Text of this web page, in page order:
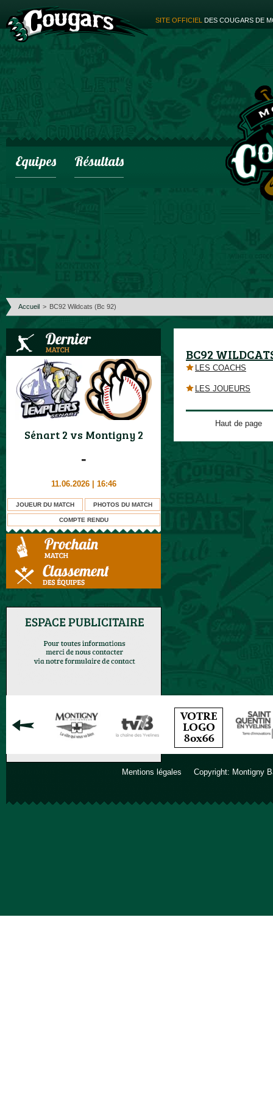
SITE OFFICIEL DES COUGARS DE
Equipes Résultats
Accueil > BC92 Wildcats (Bc 92)
Sénart 2 vs Montigny 2
-
11.06.2026 | 16:46
JOUEUR DU MATCH PHOTOS DU MATCH
COMPTE RENDU
BC92
LES COACHS
LES JOUEURS
Haut de page
Mentions légales Copyright: Montigny